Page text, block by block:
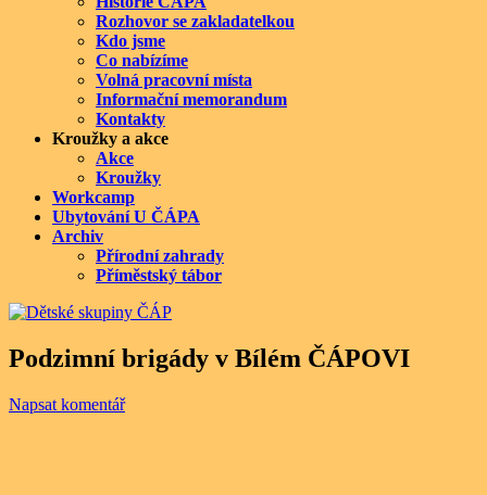
Rozhovor se zakladatelkou
Kdo jsme
Co nabízíme
Volná pracovní místa
Informační memorandum
Kontakty
Kroužky a akce
Akce
Kroužky
Workcamp
Ubytování U ČÁPA
Archiv
Přírodní zahrady
Příměstský tábor
Podzimní brigády v Bílém ČÁPOVI
Napsat komentář